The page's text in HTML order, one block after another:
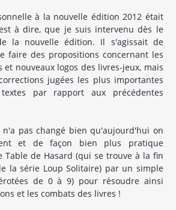
à la nouvelle édition 2012 était
à dire, que je suis intervenu dès le
la nouvelle édition. Il s'agissait de
faire des propositions concernant les
et nouveaux logos des livres-jeux, mais
jugées les plus importantes
par rapport aux précédentes
n'a pas changé bien qu'aujourd'hui on
et de façon bien plus pratique
Table de Hasard (qui se trouve à la fin
la série Loup Solitaire) par un simple
de 0 à 9) pour résoudre ainsi
et les combats des livres !